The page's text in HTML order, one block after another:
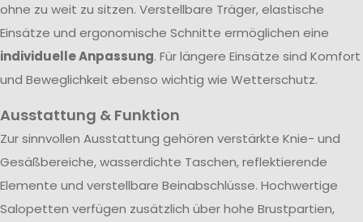
ohne zu weit zu sitzen. Verstellbare Träger, elastische
Einsätze und ergonomische Schnitte ermöglichen eine
individuelle Anpassung. Für längere Einsätze sind Komfort
und Beweglichkeit ebenso wichtig wie Wetterschutz.
Ausstattung & Funktion
Zur sinnvollen Ausstattung gehören verstärkte Knie- und
Gesäßbereiche, wasserdichte Taschen, reflektierende
Elemente und verstellbare Beinabschlüsse. Hochwertige
Salopetten verfügen zusätzlich über hohe Brustpartien,